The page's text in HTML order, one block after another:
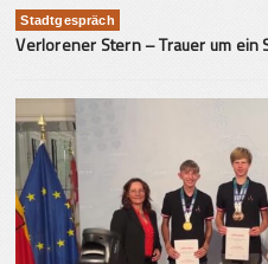
Stadtgespräch
Verlorener Stern – Trauer um ein